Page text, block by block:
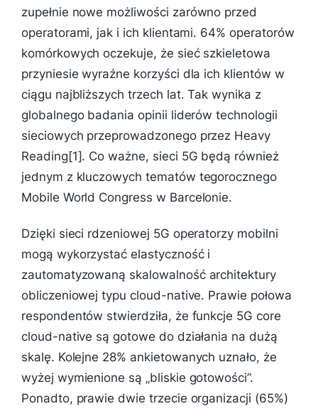
zupełnie nowe możliwości zarówno przed
operatorami, jak i ich klientami. 64% operatorów
komórkowych oczekuje, że sieć szkieletowa
przyniesie wyraźne korzyści dla ich klientów w
ciągu najbliższych trzech lat. Tak wynika z
globalnego badania opinii liderów technologii
sieciowych przeprowadzonego przez Heavy
Reading[1]. Co ważne, sieci 5G będą również
jednym z kluczowych tematów tegorocznego
Mobile World Congress w Barcelonie.
Dzięki sieci rdzeniowej 5G operatorzy mobilni
mogą wykorzystać elastyczność i
zautomatyzowaną skalowalność architektury
obliczeniowej typu cloud-native. Prawie połowa
respondentów stwierdziła, że funkcje 5G core
cloud-native są gotowe do działania na dużą
skalę. Kolejne 28% ankietowanych uznało, że
wyżej wymienione są „bliskie gotowości”.
Ponadto, prawie dwie trzecie organizacji (65%)